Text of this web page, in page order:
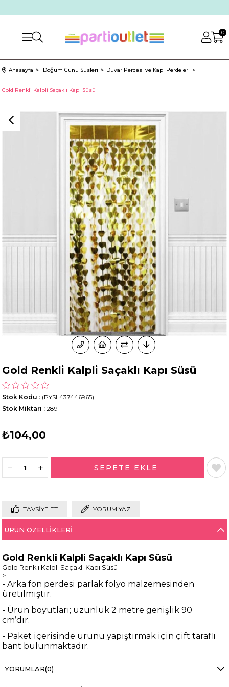
0
Anasayfa Doğum Günü Süsleri Duvar Perdesi ve Kapı Perdeleri
Gold Renkli Kalpli Saçaklı Kapı Süsü
Gold Renkli Kalpli Saçaklı Kapı Süsü
(PYSL437446965)
Stok Kodu
Stok Miktarı : 289
₺104,00
TAVSIYE ET YORUM YAZ
ÜRÜN ÖZELLIKLERI
Gold Renkli Kalpli Saçaklı Kapı Süsü
Gold Renkli Kalpli Saçaklı Kapı Süsü
>
- Arka fon perdesi parlak folyo malzemesinden
üretilmiştir.
- Ürün boyutları; uzunluk 2 metre genişlik 90
cm’dir.
- Paket içerisinde ürünü yapıştırmak için çift taraflı
bant bulunmaktadır.
istediğiniz yere rahatlıkla asabilirsiniz.
YORUMLAR(0)